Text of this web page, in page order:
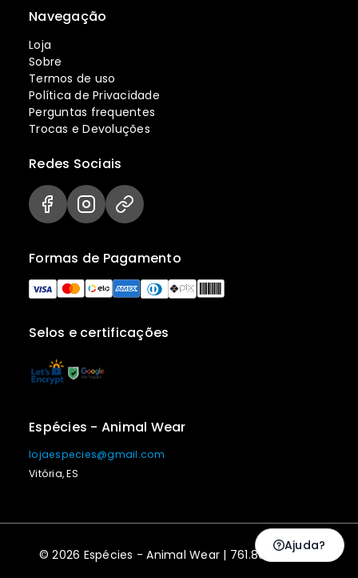
Navegação
Loja
Sobre
Termos de uso
Política de Privacidade
Perguntas frequentes
Trocas e Devoluções
Selos e certificações
Formas de Pagamento
Redes Sociais
Espécies - Animal Wear
lojaespecies@gmail.com
Vitória, ES
© 2026 Espécies - Animal Wear | 761.869.467-20
Ajuda?